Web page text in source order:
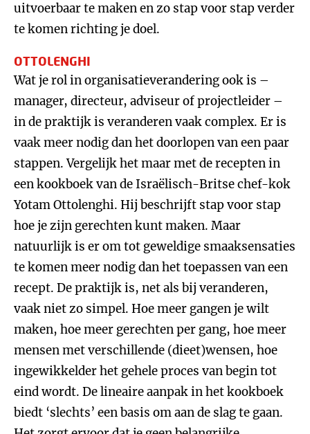
uitvoerbaar te maken en zo stap voor stap verder
te komen richting je doel.
OTTOLENGHI
Wat je rol in organisatieverandering ook is –
manager, directeur, adviseur of projectleider –
in de praktijk is veranderen vaak complex. Er is
vaak meer nodig dan het doorlopen van een paar
stappen. Vergelijk het maar met de recepten in
een kookboek van de Israëlisch-Britse chef-kok
Yotam Ottolenghi. Hij beschrijft stap voor stap
hoe je zijn gerechten kunt maken. Maar
natuurlijk is er om tot geweldige smaaksensaties
te komen meer nodig dan het toepassen van een
recept. De praktijk is, net als bij veranderen,
vaak niet zo simpel. Hoe meer gangen je wilt
maken, hoe meer gerechten per gang, hoe meer
mensen met verschillende (dieet)wensen, hoe
ingewikkelder het gehele proces van begin tot
eind wordt. De lineaire aanpak in het kookboek
biedt ‘slechts’ een basis om aan de slag te gaan.